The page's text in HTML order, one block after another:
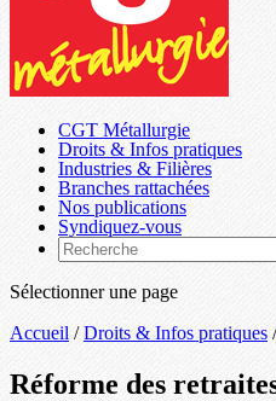
CGT Métallurgie
Droits & Infos pratiques
Industries & Filières
Branches rattachées
Nos publications
Syndiquez-vous
Sélectionner une page
Accueil /Droits & Infos pratiques
Réforme des